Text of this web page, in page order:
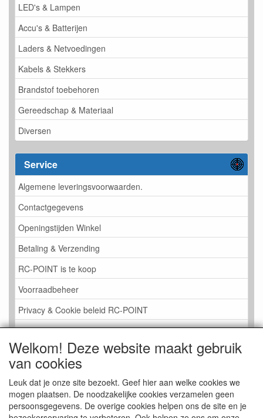
LED's & Lampen
Accu's & Batterijen
Laders & Netvoedingen
Kabels & Stekkers
Brandstof toebehoren
Gereedschap & Materiaal
Diversen
Service
Algemene leveringsvoorwaarden.
Contactgegevens
Openingstijden Winkel
Betaling & Verzending
RC-POINT is te koop
Voorraadbeheer
Privacy & Cookie beleid RC-POINT
LINK PAGINA
Gastenboek RC-POINT
Kijkje in de Winkel
Welkom! Deze website maakt gebruik
van cookies
Leuk dat je onze site bezoekt. Geef hier aan welke cookies we
mogen plaatsen. De noodzakelijke cookies verzamelen geen
persoonsgegevens. De overige cookies helpen ons de site en je